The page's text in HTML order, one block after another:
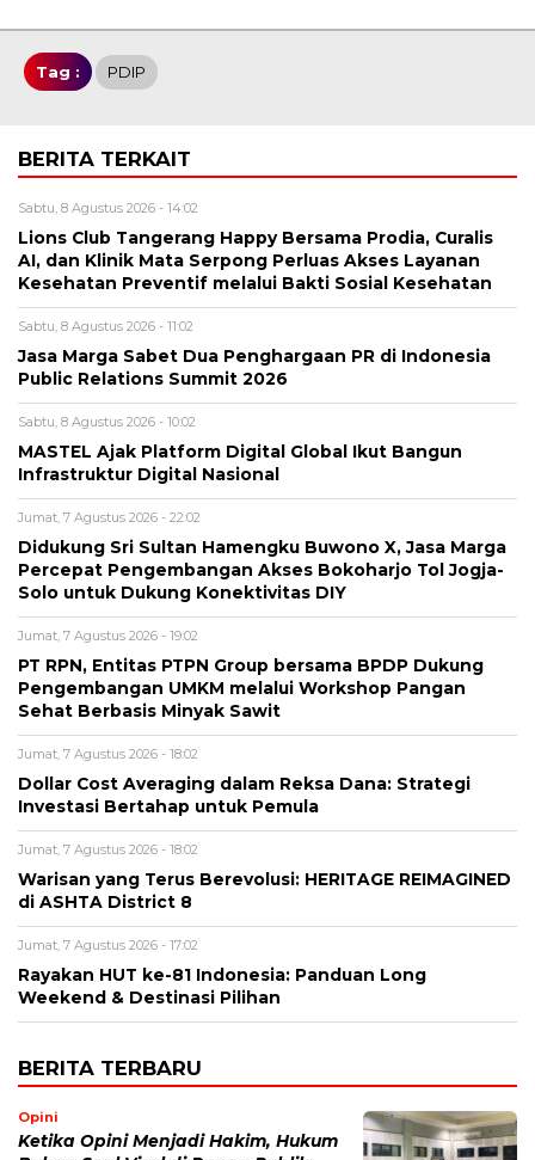
Tag : PDIP
BERITA TERKAIT
Sabtu, 8 Agustus 2026 - 14:02
Lions Club Tangerang Happy Bersama Prodia, Curalis
AI, dan Klinik Mata Serpong Perluas Akses Layanan
Kesehatan Preventif melalui Bakti Sosial Kesehatan
Sabtu, 8 Agustus 2026 - 11:02
Jasa Marga Sabet Dua Penghargaan PR di Indonesia
Public Relations Summit 2026
Sabtu, 8 Agustus 2026 - 10:02
MASTEL Ajak Platform Digital Global Ikut Bangun
Infrastruktur Digital Nasional
Jumat, 7 Agustus 2026 - 22:02
Didukung Sri Sultan Hamengku Buwono X, Jasa Marga
Percepat Pengembangan Akses Bokoharjo Tol Jogja-
Solo untuk Dukung Konektivitas DIY
Jumat, 7 Agustus 2026 - 19:02
PT RPN, Entitas PTPN Group bersama BPDP Dukung
Pengembangan UMKM melalui Workshop Pangan
Sehat Berbasis Minyak Sawit
Jumat, 7 Agustus 2026 - 18:02
Dollar Cost Averaging dalam Reksa Dana: Strategi
Investasi Bertahap untuk Pemula
Jumat, 7 Agustus 2026 - 18:02
Warisan yang Terus Berevolusi: HERITAGE REIMAGINED
di ASHTA District 8
Jumat, 7 Agustus 2026 - 17:02
Rayakan HUT ke-81 Indonesia: Panduan Long
Weekend & Destinasi Pilihan
BERITA TERBARU
Opini
Ketika Opini Menjadi Hakim, Hukum